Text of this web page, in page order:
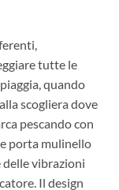
tutte le
quando
scogliera dove
pescando con
porta mulinello
delle vibrazioni
Il design